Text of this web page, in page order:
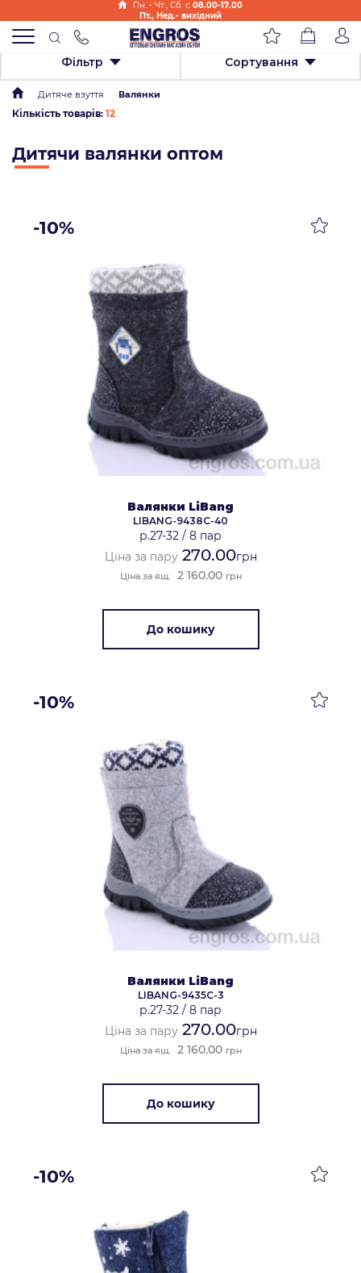
Пн. - Чт., Cб. с 08.00-17.00
Пт., Нед.- вихідний
Фільтр Сортування
Дитяче взуття Валянки
Кількість товарів: 12
Дитячи валянки оптом
-10%
Валянки LiBang
LIBANG-9438C-40
р.27-32 / 8 пар
Ціна за пару270.00грн
Ціна за ящ. 2 160.00 грн
До кошику
-10%
Валянки LiBang
LIBANG-9435C-3
р.27-32 / 8 пар
Ціна за пару270.00грн
Ціна за ящ. 2 160.00 грн
До кошику
-10%